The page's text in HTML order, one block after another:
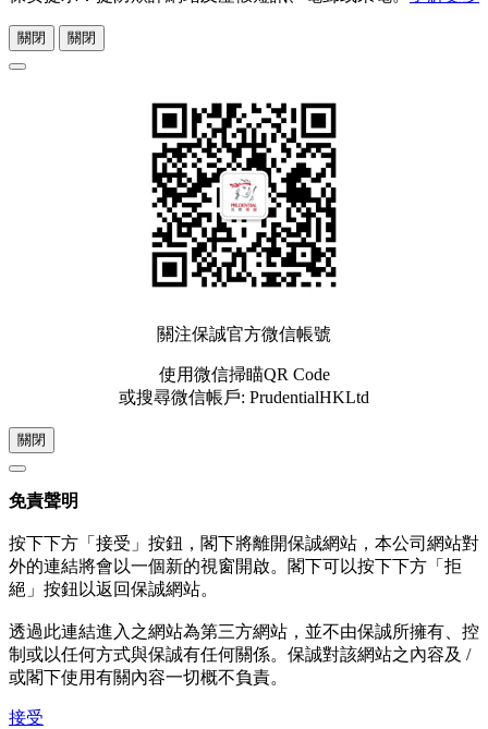
關閉 關閉
關注保誠官方微信帳號
使用微信掃瞄QR Code
或搜尋微信帳戶: PrudentialHKLtd
關閉
免責聲明
按下下方「接受」按鈕，閣下將離開保誠網站，本公司網站對
外的連結將會以一個新的視窗開啟。閣下可以按下下方「拒
絕」按鈕以返回保誠網站。
透過此連結進入之網站為第三方網站，並不由保誠所擁有、控
制或以任何方式與保誠有任何關係。保誠對該網站之內容及 /
或閣下使用有關內容一切概不負責。
接受